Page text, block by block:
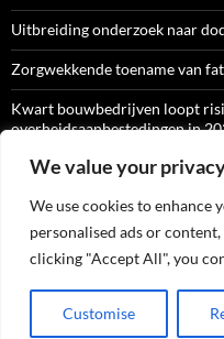
We value your
We use cookies to enhance
personalised ads or
clicking "Accept All", you
Customise
Uitbreiding onderzoek naar
Zorgwekkende toename van
Kwart bouwbedrijven loopt
overheidsaanbestedingen in
ARBO-CATALOGI
Ondersteund door WordPress